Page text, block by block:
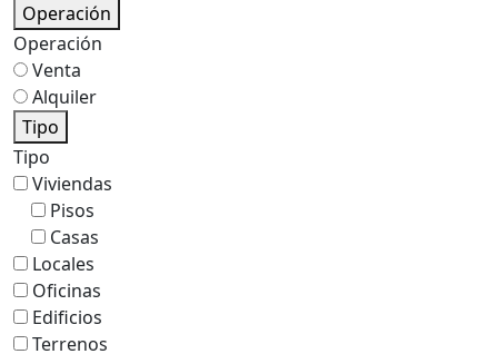
Operación
Operación
Venta
Alquiler
Tipo
Tipo
Viviendas
Pisos
Casas
Locales
Oficinas
Edificios
Terrenos